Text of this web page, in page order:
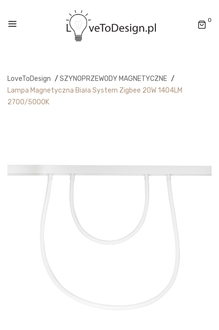
0
LoveToDesign / SZYNOPRZEWODY MAGNETYCZNE /
Lampa Magnetyczna Biała System Zigbee 20W 1404LM
2700/5000K